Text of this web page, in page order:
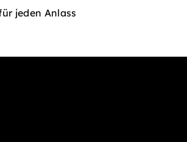
jeden Anlass